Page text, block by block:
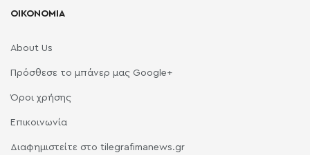
ΟΙΚΟΝΟΜΙΑ
About Us
Πρόσθεσε το μπάνερ μας Google+
Όροι χρήσης
Επικοινωνία
Διαφημιστείτε στο tilegrafimanews.gr